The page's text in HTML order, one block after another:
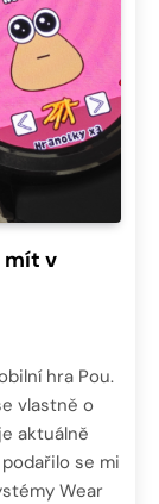
mít v
hra Pou.
vlastně o
aktuálně
se mi
Wear